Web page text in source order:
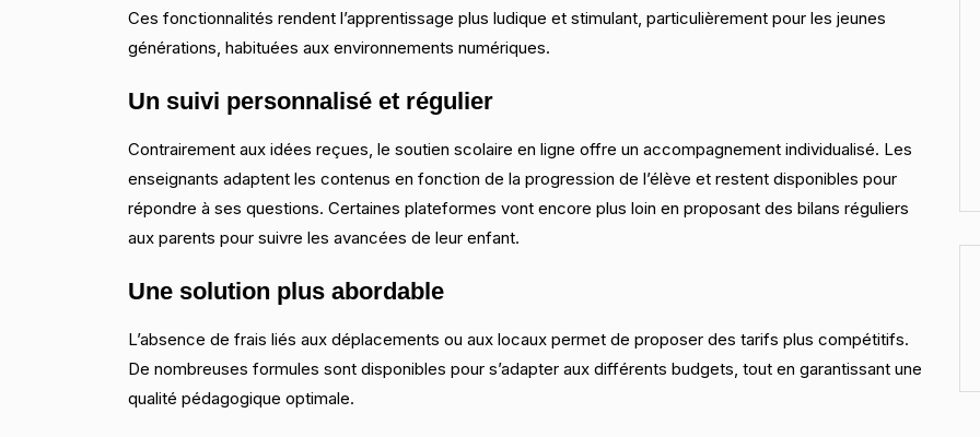
Ces fonctionnalités rendent l’apprentissage plus ludique et stimulant, particulièrement pour les jeunes
générations, habituées aux environnements numériques.
Un suivi personnalisé et régulier
Contrairement aux idées reçues, le soutien scolaire en ligne offre un accompagnement individualisé. Les
enseignants adaptent les contenus en fonction de la progression de l’élève et restent disponibles pour
répondre à ses questions. Certaines plateformes vont encore plus loin en proposant des bilans réguliers
aux parents pour suivre les avancées de leur enfant.
Une solution plus abordable
L’absence de frais liés aux déplacements ou aux locaux permet de proposer des tarifs plus compétitifs.
De nombreuses formules sont disponibles pour s’adapter aux différents budgets, tout en garantissant une
qualité pédagogique optimale.